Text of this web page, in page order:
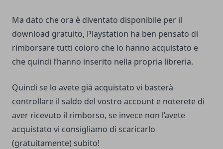
Ma dato che ora è diventato disponibile per il
download gratuito, Playstation ha ben pensato di
rimborsare tutti coloro che lo hanno acquistato e
che quindi l’hanno inserito nella propria libreria.
Quindi se lo avete già acquistato vi basterà
controllare il saldo del vostro account e noterete di
aver ricevuto il rimborso, se invece non l’avete
acquistato vi consigliamo di scaricarlo
(gratuitamente) subito!